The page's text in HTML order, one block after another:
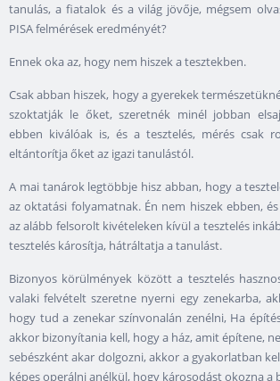
tanulás, a fiatalok és a világ jövője, mégsem
PISA felmérések eredményét?
Ennek oka az, hogy nem hiszek a tesztekben.
Csak abban hiszek, hogy a gyerekek
szoktatják le őket, szeretnék minél jobban
ebben kiválóak is, és a tesztelés, mérés csak
eltántorítja őket az igazi tanulástól.
A mai tanárok legtöbbje hisz abban, hogy a
az oktatási folyamatnak. Én nem hiszek ebben,
az alább felsorolt kivételeken kívül a tesztelés
tesztelés károsítja, hátráltatja a tanulást.
Bizonyos körülmények között a tesztelés
valaki felvételt szeretne nyerni egy zenekarba,
hogy tud a zenekar színvonalán zenélni, Ha
akkor bizonyítania kell, hogy a ház, amit építene,
sebészként akar dolgozni, akkor a gyakorlatban
képes operálni anélkül, hogy károsodást okozna a